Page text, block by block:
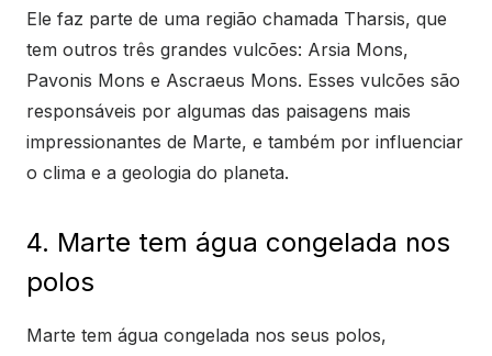
Ele faz parte de uma região chamada Tharsis, que
tem outros três grandes vulcões: Arsia Mons,
Pavonis Mons e Ascraeus Mons. Esses vulcões são
responsáveis por algumas das paisagens mais
impressionantes de Marte, e também por influenciar
o clima e a geologia do planeta.
4. Marte tem água congelada nos
polos
Marte tem água congelada nos seus polos,